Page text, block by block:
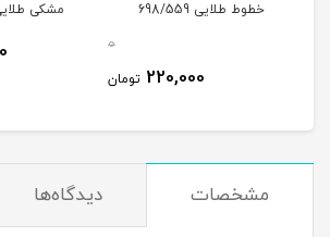
خطوط طلایی 698/559
0
220,000 تومان
مشکی طلایی
مشخصات دیدگاه‌ها